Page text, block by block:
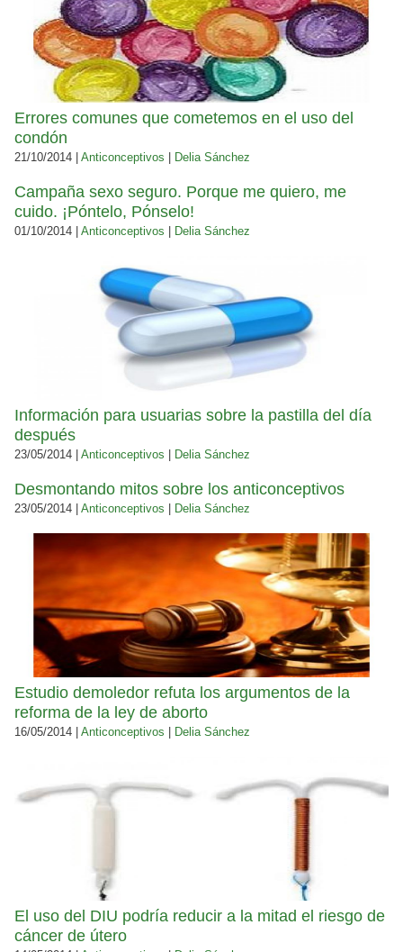
Errores comunes que cometemos en el uso del
condón
21/10/2014 | Anticonceptivos Delia Sánchez
Campaña sexo seguro. Porque me quiero, me
cuido. ¡Póntelo, Pónselo!
01/10/2014 | Anticonceptivos Delia Sánchez
Información para usuarias sobre la pastilla del día
después
23/05/2014 | Anticonceptivos Delia Sánchez
Desmontando mitos sobre los anticonceptivos
23/05/2014 | Anticonceptivos Delia Sánchez
Estudio demoledor refuta los argumentos de la
reforma de la ley de aborto
16/05/2014 | Anticonceptivos Delia Sánchez
El uso del DIU podría reducir a la mitad el riesgo de
cáncer de útero